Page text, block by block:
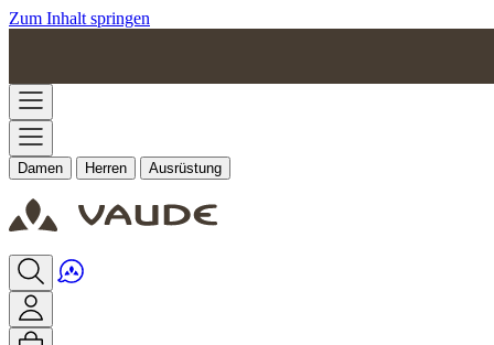
Zum Inhalt springen
Damen Herren Ausrüstung